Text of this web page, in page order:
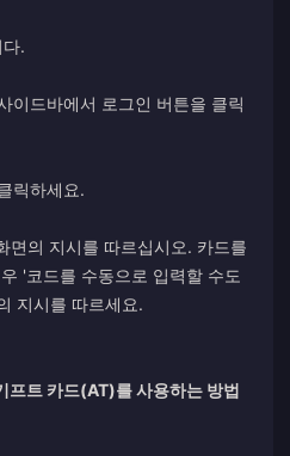
.
이드바에서 로그인 버튼을 클릭
릭하세요.
면의 지시를 따르십시오. 카드를
'코드를 수동으로 입력할 수도
지시를 따르세요.
트 카드(AT)를 사용하는 방법